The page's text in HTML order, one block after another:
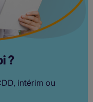
?
intérim ou